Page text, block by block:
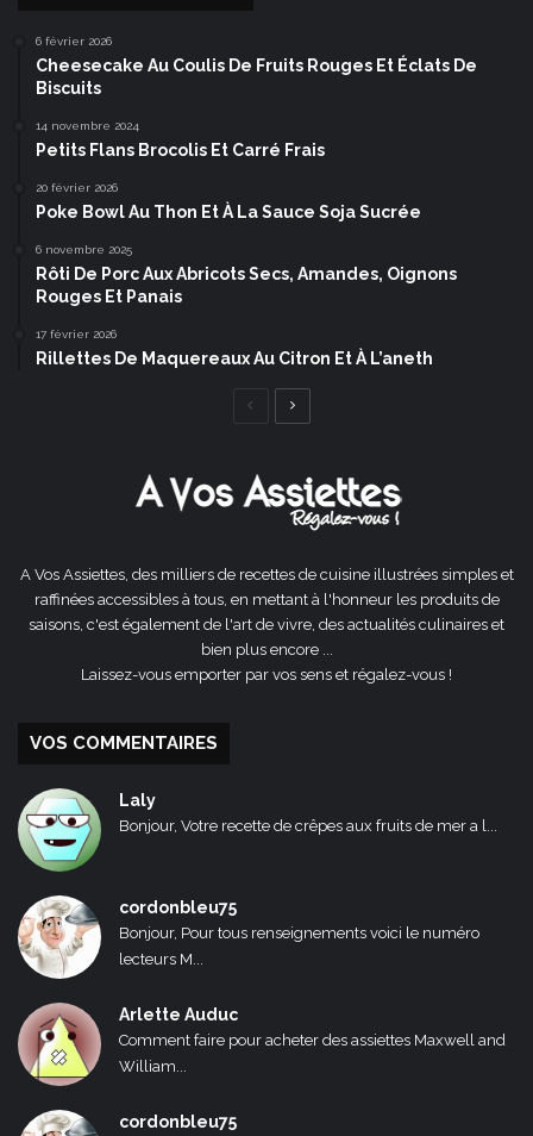
6 février 2026
Cheesecake Au Coulis De Fruits Rouges Et Éclats De
Biscuits
14 novembre 2024
Petits Flans Brocolis Et Carré Frais
20 février 2026
Poke Bowl Au Thon Et À La Sauce Soja Sucrée
6 novembre 2025
Rôti De Porc Aux Abricots Secs, Amandes, Oignons
Rouges Et Panais
17 février 2026
Rillettes De Maquereaux Au Citron Et À L’aneth
Page
A Vos Assiettes, des milliers de recettes de cuisine illustrées simples et
raffinées accessibles à tous, en mettant à l'honneur les produits de
saisons, c'est également de l'art de vivre, des actualités culinaires et
bien plus encore ...
Laissez-vous emporter par vos sens et régalez-vous !
VOS COMMENTAIRES
Laly
Bonjour, Votre recette de crêpes aux fruits de mer a l...
cordonbleu75
Bonjour, Pour tous renseignements voici le numéro
lecteurs M...
Arlette Auduc
Comment faire pour acheter des assiettes Maxwell and
William...
cordonbleu75